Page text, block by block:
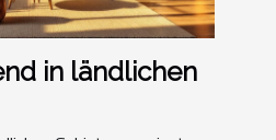
in ländlichen